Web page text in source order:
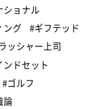
ショナル
ング
#ギフテッド
ッシャー上司
ドセット
#ゴルフ
論